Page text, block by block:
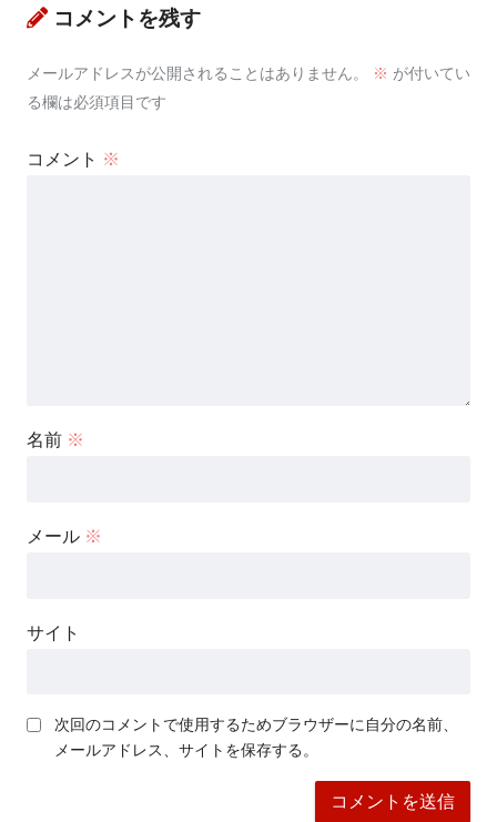
コメントを残す
メールアドレスが公開されることはありません。 ※ が付いてい
る欄は必須項目です
コメント ※
名前 ※
メール ※
サイト
次回のコメントで使用するためブラウザーに自分の名前、
メールアドレス、サイトを保存する。